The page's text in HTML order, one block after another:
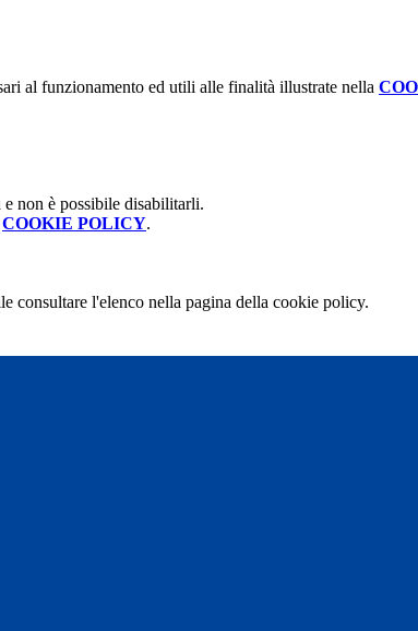
al funzionamento ed utili alle finalità illustrate nella
non è possibile disabilitarli.
COOKIE POLICY.
consultare l'elenco nella pagina della cookie policy.